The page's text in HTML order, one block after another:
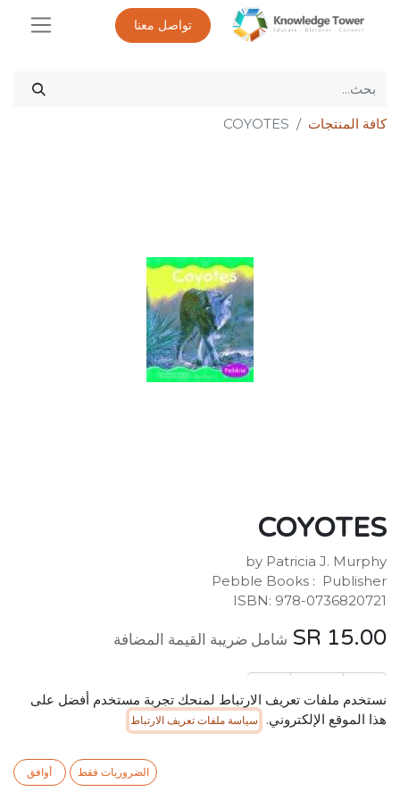
تواصل معنا
كافة المنتجات COYOTES
COYOTES
by Patricia J. Murphy
Publisher ‏ : ‎ Pebble Books
ISBN: 978-0736820721
15.00 شامل ضريبة القيمة المضافة
نستخدم ملفات تعريف الارتباط لمنحك تجربة مستخدم أفضل على
هذا الموقع الإلكتروني.
سياسة ملفات تعريف الارتباط
الضروريات فقط أوافق